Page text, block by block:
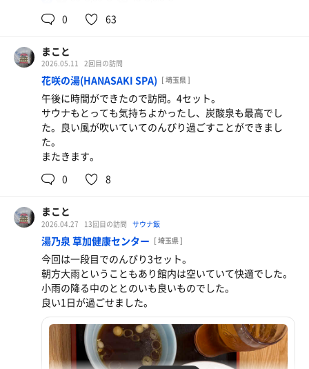
2セット目は禅サウナで限界まで
ブレインスリープへ
ととのいすぎてととのいの向こう側まで行ってしまった‼️
3セット目は空サウナで9分
今回も同様にめちゃくちゃととのう。
ここで不感湯をひとはさみ
神すぎる‼️無限にぼーっとできる‼️
最後にアウフグースで締め。
熱気が凄かったです。
久しぶりにのんびりとした時間を過ごすことができまし
た。
バチバチにととのいました。必ずまたきます。
0 63
まこと
2026.05.11 2回目の訪問
花咲の湯(HANASAKI SPA) [ 埼玉県 ]
午後に時間ができたので訪問。4セット。
サウナもとっても気持ちよかったし、炭酸泉も最高でし
た。良い風が吹いていてのんびり過ごすことができまし
た。
またきます。
0
8
まこと
2026.04.27 13回目の訪問 サウナ飯
湯乃泉 草加健康センター [ 埼玉県 ]
今回は一段目でのんびり3セット。
朝方大雨ということもあり館内は空いていて快適でした。
小雨の降る中のととのいも良いものでした。
良い1日が過ごせました。